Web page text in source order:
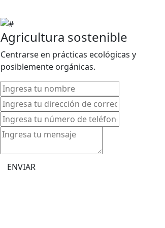
Agricultura sostenible
Centrarse en prácticas ecológicas y
posiblemente orgánicas.
ENVIAR